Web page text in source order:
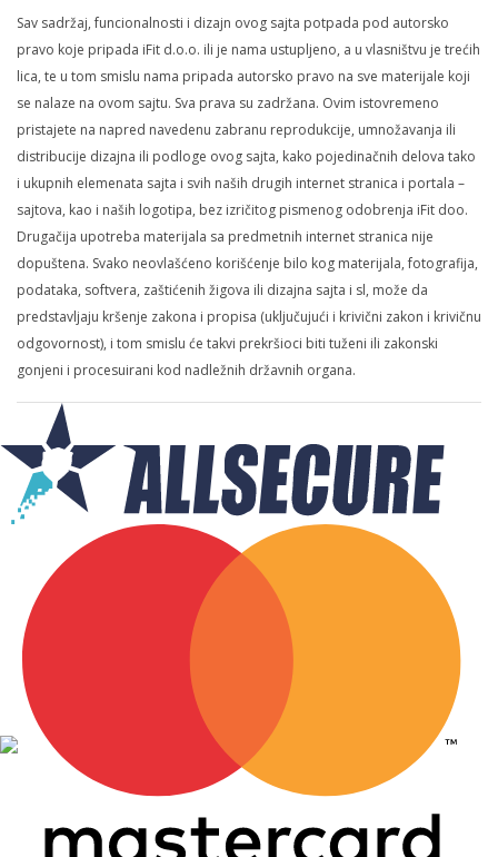
Sav sadržaj, funcionalnosti i dizajn ovog sajta potpada pod autorsko
pravo koje pripada iFit d.o.o. ili je nama ustupljeno, a u vlasništvu je trećih
lica, te u tom smislu nama pripada autorsko pravo na sve materijale koji
se nalaze na ovom sajtu. Sva prava su zadržana. Ovim istovremeno
pristajete na napred navedenu zabranu reprodukcije, umnožavanja ili
distribucije dizajna ili podloge ovog sajta, kako pojedinačnih delova tako
i ukupnih elemenata sajta i svih naših drugih internet stranica i portala –
sajtova, kao i naših logotipa, bez izričitog pismenog odobrenja iFit doo.
Drugačija upotreba materijala sa predmetnih internet stranica nije
dopuštena. Svako neovlašćeno korišćenje bilo kog materijala, fotografija,
podataka, softvera, zaštićenih žigova ili dizajna sajta i sl, može da
predstavljaju kršenje zakona i propisa (uključujući i krivični zakon i krivičnu
odgovornost), i tom smislu će takvi prekršioci biti tuženi ili zakonski
gonjeni i procesuirani kod nadležnih državnih organa.